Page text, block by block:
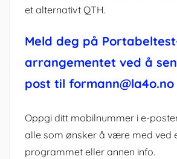
et alternativt QTH.
Meld deg på
arrangementet ved å
post til formann@la4o.no
Oppgi ditt mobilnummer i e-
alle som ønsker å være med ved
programmet eller annen info.